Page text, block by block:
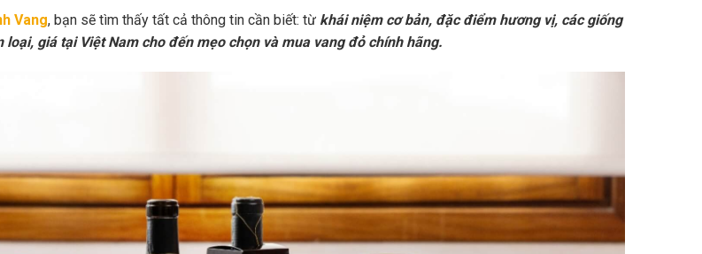
Vang, bạn sẽ tìm thấy tất cả thông tin cần biết: từ khái niệm cơ bản, đặc điểm hương vị, các giống
loại, giá tại Việt Nam cho đến mẹo chọn và mua vang đỏ chính hãng.